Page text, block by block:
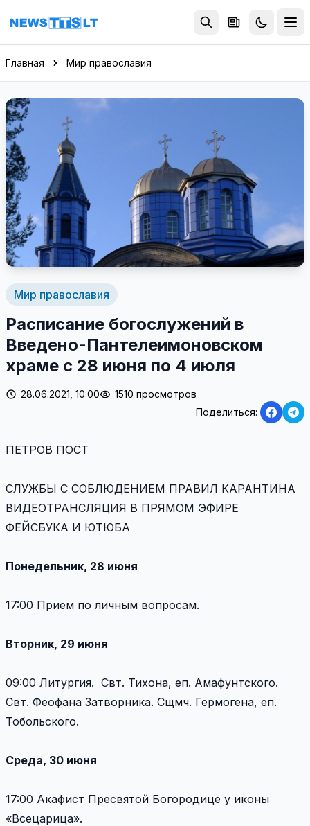
Перейти к содержимому
Главная Мир православия
Мир православия
Расписание богослужений в
Введено-Пантелеимоновском
храме с 28 июня по 4 июля
28.06.2021, 10:00
1510 просмотров
Поделиться:
ПЕТРОВ ПОСТ
СЛУЖБЫ С СОБЛЮДЕНИЕМ ПРАВИЛ КАРАНТИНА
ВИДЕОТРАНСЛЯЦИЯ В ПРЯМОМ ЭФИРЕ
ФЕЙСБУКА И ЮТЮБА
Понедельник, 28 июня
17:00 Прием по личным вопросам.
Вторник, 29 июня
09:00 Литургия. Свт. Тихона, еп. Амафунтского.
Свт. Феофана Затворника. Сщмч. Гермогена, еп.
Тобольского.
Среда, 30 июня
17:00 Акафист Пресвятой Богородице у иконы
«Всецарица».